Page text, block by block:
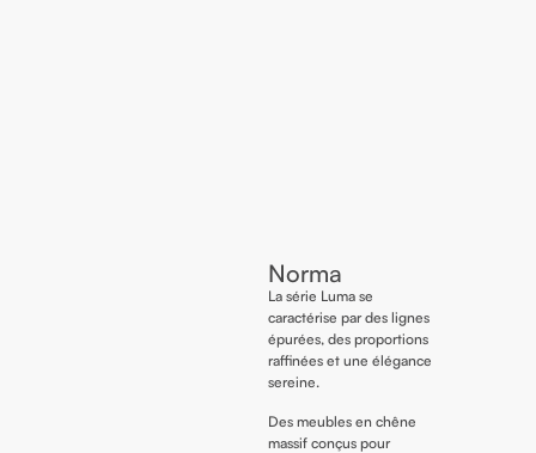
Norma
La série Luma se
caractérise par des lignes
épurées, des proportions
raffinées et une élégance
sereine.
Des meubles en chêne
massif conçus pour